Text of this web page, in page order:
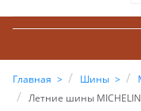
Главная Шины
Летние шины MICHELIN